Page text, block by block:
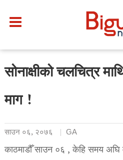
सोनाक्षीको चलचित्र
माग !
साउन ०६, २०७६ GA
काठमाडौँ साउन ०६ , केहि समय अघि